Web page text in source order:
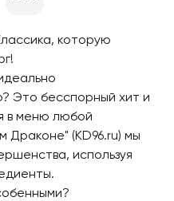
которую
Это бесспорный хит и
в меню любой
Драконе" (KD96.ru) мы
используя